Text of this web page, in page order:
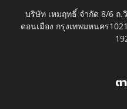
บริษัท เหมฤทธิ์ จำกัด 8/6 ถ
ดอนเมือง กรุงเทพมหนคร
ต